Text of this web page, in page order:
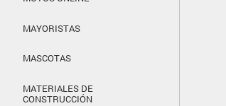
MAYORISTAS
MASCOTAS
MATERIALES DE
CONSTRUCCIÓN